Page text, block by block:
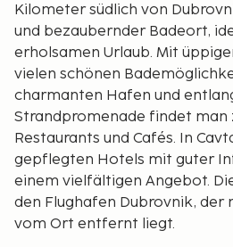
Kilometer südlich von
und bezaubernder Badeort,
erholsamen Urlaub. Mit
vielen schönen
charmanten Hafen und
Strandpromenade findet man
Restaurants und Cafés. In
gepflegten Hotels mit guter
einem vielfältigen Angebot.
den Flughafen Dubrovnik, der
vom Ort entfernt liegt.